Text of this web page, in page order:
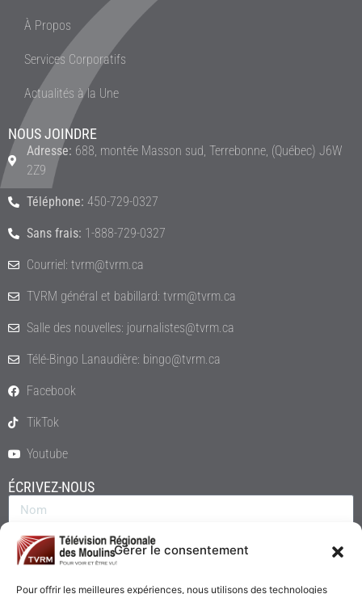
Gérer le consentement
Pour offrir les meilleures expériences, nous utilisons des technologies
À Propos
Services Corporatifs
Actualités à la Une
NOUS JOINDRE
Adresse: 688, montée Masson sud, Terrebonne, (Québec) J6W
2Z9
Téléphone: 450-729-0327
Sans frais: 1-888-729-0327
Courriel: tvrm@tvrm.ca
TVRM général et babillard: tvrm@tvrm.ca
Salle des nouvelles: journalistes@tvrm.ca
Télé-Bingo Lanaudière: bingo@tvrm.ca
Facebook
TikTok
Youtube
ÉCRIVEZ-NOUS